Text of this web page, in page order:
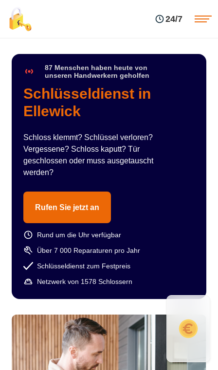
24/7
87 Menschen haben heute von
unseren Handwerkern geholfen
Schlüsseldienst in
Ellewick
Schloss klemmt? Schlüssel verloren?
Vergessene? Schloss kaputt? Tür
geschlossen oder muss ausgetauscht
werden?
Rufen Sie jetzt an
Rund um die Uhr verfügbar
Über 7 000 Reparaturen pro Jahr
Schlüsseldienst zum Festpreis
Netzwerk von 1578 Schlossern